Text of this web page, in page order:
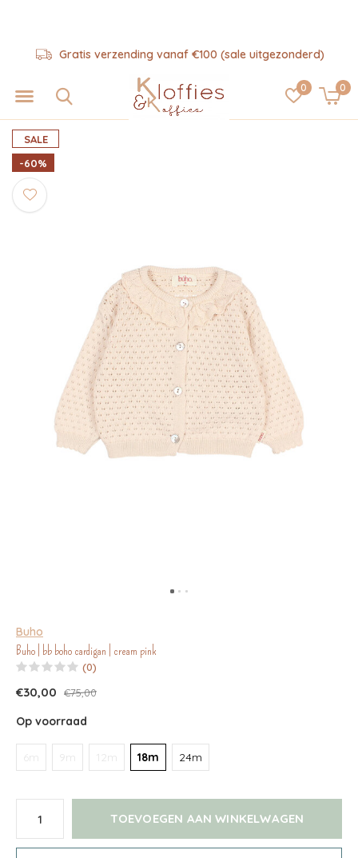
0 0
Gratis verzending vanaf €100 (sale uitgezonderd)
SALE
-60%
Buho
Buho | bb boho cardigan | cream pink
(0)
€30,00 €75,00
Op voorraad
6m 9m 12m 18m 24m
TOEVOEGEN AAN WINKELWAGEN